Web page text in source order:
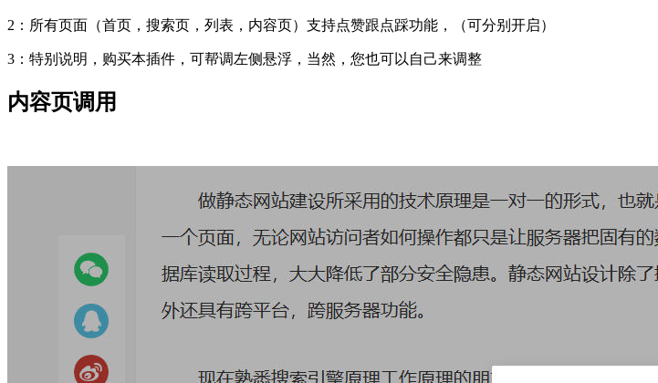
2：所有页面（首页，搜索页，列表，内容页）支持点赞跟点踩功能，（可分别开启）
3：特别说明，购买本插件，可帮调左侧悬浮，当然，您也可以自己来调整
内容页调用